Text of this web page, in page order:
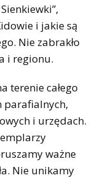
i jakie są
Nie zabrakło
i regionu.
terenie całego
parafialnych,
i urzędach.
ważne
Nie unikamy